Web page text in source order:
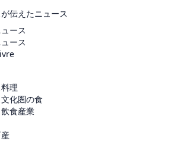
伝えたニュース
ース
ース
理
化圏の食
食産業